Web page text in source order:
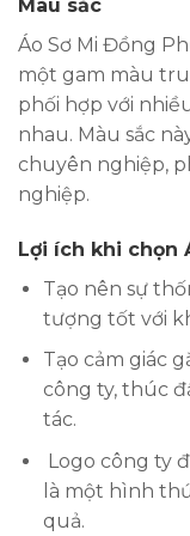
Màu sắc
Áo Sơ Mi Đồng
một gam màu
phối hợp với
nhau. Màu sắc
chuyên nghiệp,
nghiệp.
Lợi ích khi chọn
Tạo nên sự
tượng tốt với
Tạo cảm giác
công ty, thúc
tác.
Logo công ty
là một hình
quả.